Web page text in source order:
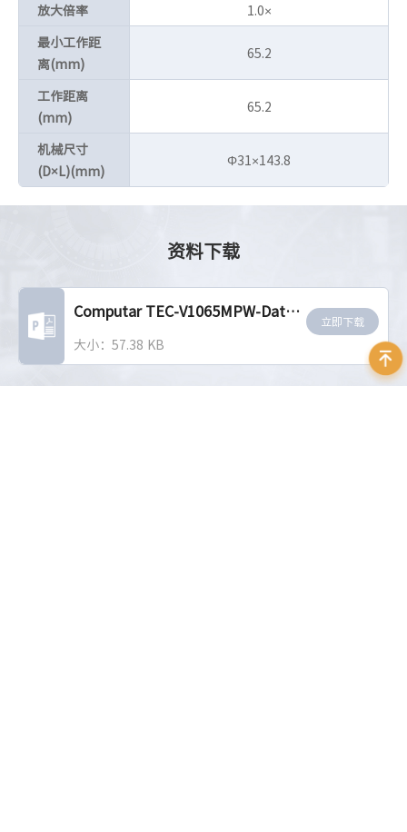
放大倍率
1.0×
最小工作距
离(mm)
65.2
工作距离
(mm)
65.2
机械尺寸
(D×L)(mm)
Φ31×143.8
资料下载
Computar TEC-V1065MPW-Datasheet-EN
大小：57.38 KB
立即下载